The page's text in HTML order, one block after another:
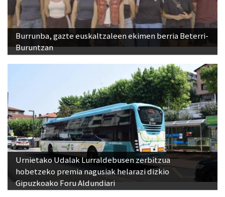
Burrunba, gazte euskaltzaleen ekimen berria Beterri-
Buruntzan
Urnietako Udalak Lurraldebusen zerbitzua
hobetzeko premia nagusiak helarazi dizkio
Gipuzkoako Foru Aldundiari